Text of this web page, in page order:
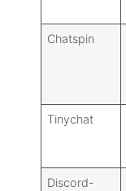
Chatspin
Tinychat
Discord-